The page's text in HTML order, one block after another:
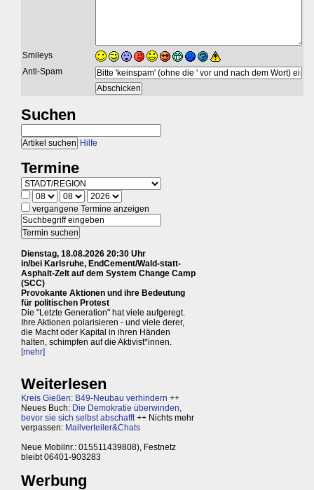
Smileys
Anti-Spam
Suchen
Hilfe
Termine
vergangene Termine anzeigen
Dienstag, 18.08.2026 20:30 Uhr
in/bei Karlsruhe, EndCement/Wald-statt-
Asphalt-Zelt auf dem System Change Camp
(SCC)
Provokante Aktionen und ihre Bedeutung
für politischen Protest
Die "Letzte Generation" hat viele aufgeregt.
Ihre Aktionen polarisieren - und viele derer,
die Macht oder Kapital in ihren Händen
halten, schimpfen auf die Aktivist*innen.
[mehr]
Weiterlesen
Kreis Gießen: B49-Neubau verhindern ++
Neues Buch: Die Demokratie überwinden,
bevor sie sich selbst abschafft++ Nichts mehr
verpassen: Mailverteiler&Chats
Neue Mobilnr.: 015511439808), Festnetz
bleibt 06401-903283
Werbung